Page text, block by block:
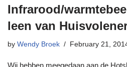
Infrarood/
leen van
by Wendy Broek February 21,
Wij hebben meegedaan aan de